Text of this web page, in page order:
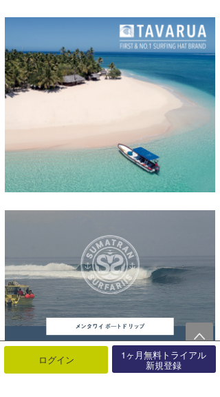
ログイン 1ヶ月無料トライアル
新規登録